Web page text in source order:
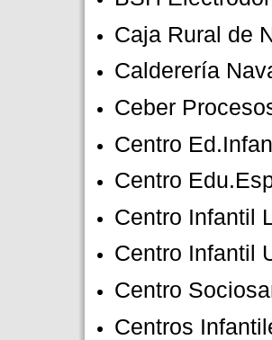
Caja Rural de
Calderería
Ceber
Centro
Centro
Centro Infantil
Centro Infantil
Centro
Centros